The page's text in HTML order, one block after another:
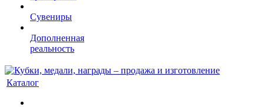
Сувениры
Дополненная
реальность
Каталог